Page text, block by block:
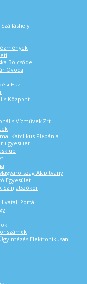
Bölcsőde
Óvoda
Ház
Központ
Vízművek Zrt.
Katolikus Plébánia
Egyesület
Alapítvány
Egyesület
Színjátszókör
Portál
Elektronikusan